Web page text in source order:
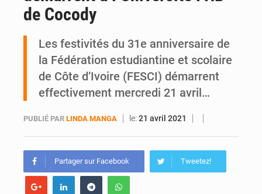
de Cocody
Les festivités du 31e anniversaire de
la Fédération estudiantine et scolaire
de Côte d’Ivoire (FESCI) démarrent
effectivement mercredi 21 avril…
PUBLIÉ PAR LINDA MANGA le:21 avril 2021
Partager sur Facebook Tweetez!